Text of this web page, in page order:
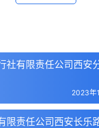
社有限责任公司西安
2023年
限责任公司西安长乐